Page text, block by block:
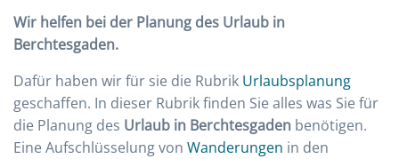
Wir helfen bei der Planung des Urlaub in
Berchtesgaden.
Dafür haben wir für sie die Rubrik Urlaubsplanung
geschaffen. In dieser Rubrik finden Sie alles was Sie für
die Planung des Urlaub in Berchtesgaden benötigen.
Eine Aufschlüsselung von Wanderungen in den